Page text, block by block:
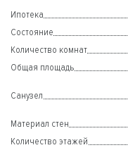
Ипотека
Состояние
Количество комнат
Общая площадь
Санузел
Материал стен
Количество этажей